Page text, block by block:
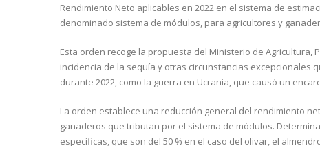
Rendimiento Neto aplicables en 2022 en el sistema de
denominado sistema de módulos, para agricultores y
Esta orden recoge la propuesta del Ministerio de Agricultura,
incidencia de la sequía y otras circunstancias
durante 2022, como la guerra en Ucrania, que causó un
La orden establece una reducción general del rendimiento
ganaderos que tributan por el sistema de módulos.
específicas, que son del 50 % en el caso del olivar, el